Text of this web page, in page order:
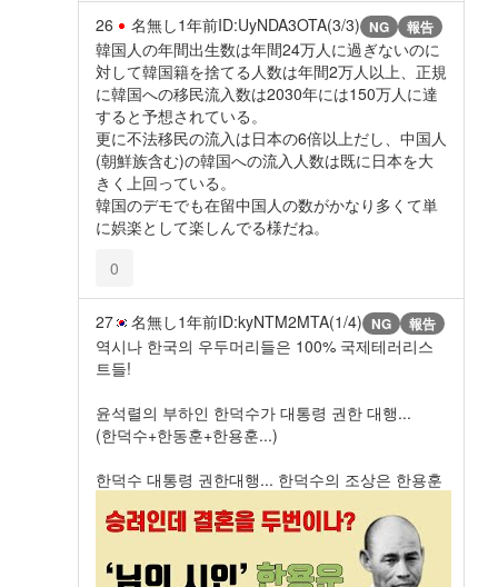
26 名無し1年前ID:UyNDA3OTA(3/3) NG 報告
韓国人の年間出生数は年間24万人に過ぎないのに
対して韓国籍を捨てる人数は年間2万人以上、正規
に韓国への移民流入数は2030年には150万人に達
すると予想されている。
更に不法移民の流入は日本の6倍以上だし、中国人
(朝鮮族含む)の韓国への流入人数は既に日本を大
きく上回っている。
韓国のデモでも在留中国人の数がかなり多くて単
に娯楽として楽しんでる様だね。
0
27 名無し1年前ID:kyNTM2MTA(1/4) NG 報告
역시나 한국의 우두머리들은 100% 국제테러리스
트들!
윤석렬의 부하인 한덕수가 대통령 권한 대행...
(한덕수+한동훈+한용훈...)
한덕수 대통령 권한대행... 한덕수의 조상은 한용훈